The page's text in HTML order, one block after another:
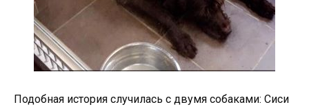
Подобная история случилась с двумя собаками: Сиси